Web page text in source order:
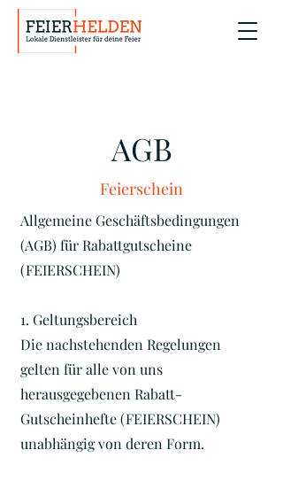
AGB
Feierschein
Allgemeine Geschäftsbedingungen
(AGB) für Rabattgutscheine
(FEIERSCHEIN)
1. Geltungsbereich
Die nachstehenden Regelungen
gelten für alle von uns
herausgegebenen Rabatt-
Gutscheinhefte (FEIERSCHEIN)
unabhängig von deren Form.